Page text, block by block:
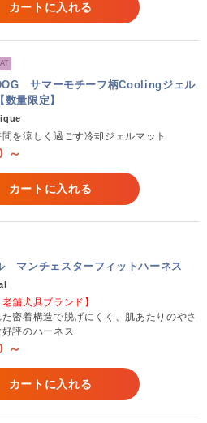
カートに入れる
サマーモチーフ柄Coolingジェル
数量限定】
を涼しく過ごす冷却ジェルマット
～
カートに入れる
マンチェスターフィットハーネス
老舗犬具ブランド】
密着構造で脱げにくく、肌あたりのやさ
好評のハーネス
～
カートに入れる